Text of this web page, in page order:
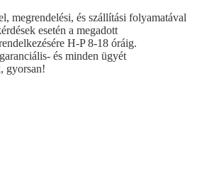
megrendelési, és szállítási folyamatával
esetén a megadott
H-P 8-18 óráig.
és minden ügyét
gyorsan!